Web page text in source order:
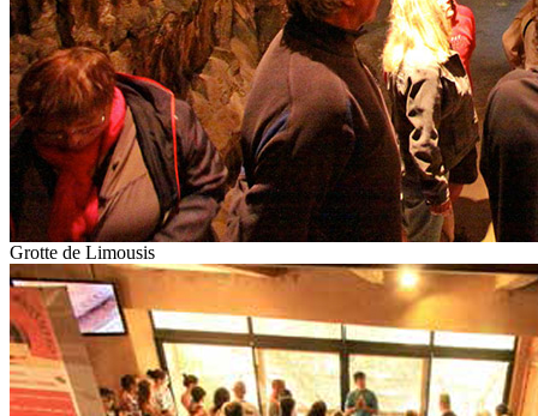
Grotte de Limousis